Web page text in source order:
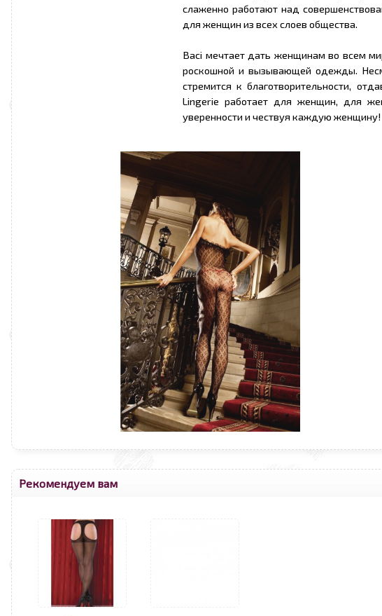
слаженно работают над
для женщин из всех слоев общества.
Baci мечтает дать женщинам во всем
роскошной и вызывающей одежды.
стремится к благотворительности,
Lingerie работает для женщин, для
уверенности и чествуя каждую женщину!
Рекомендуем вам